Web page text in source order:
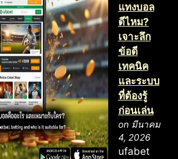
แทงบอล
ดีไหม?
เจาะลึก
ข้อดี
เทคนิค
และระบบ
ที่ต้องรู้
ก่อนเล่น
on มีนาคม
4, 2026
ufabet